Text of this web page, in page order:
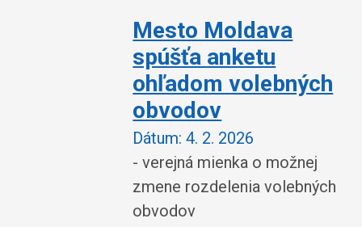
Mesto Moldava
spúšťa anketu
ohľadom volebných
obvodov
Dátum: 4. 2. 2026
- verejná mienka o možnej
zmene rozdelenia volebných
obvodov